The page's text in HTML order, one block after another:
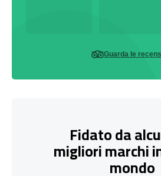
Guarda le
Fidato da
migliori marchi
mondo